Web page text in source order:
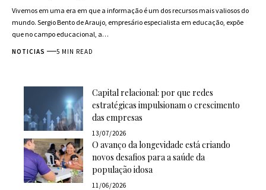
Vivemos em uma era em que a informação é um dos recursos mais valiosos do
mundo. Sergio Bento de Araujo, empresário especialista em educação, expõe
que no campo educacional, a…
NOTICIAS 5 MIN READ
Capital relacional: por que redes
estratégicas impulsionam o crescimento
das empresas
13/07/2026
O avanço da longevidade está criando
novos desafios para a saúde da
população idosa
11/06/2026